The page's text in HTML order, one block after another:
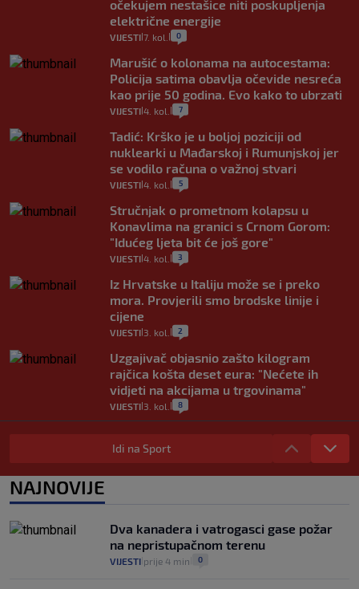
očekujem nestašice niti poskupljenja
električne energije
VIJESTI 7. kol. 0
Marušić o kolonama na autocestama:
Policija satima obavlja očevide nesreća
kao prije 50 godina. Evo kako to ubrzati
VIJESTI 4. kol. 7
Tadić: Krško je u boljoj poziciji od
nuklearki u Mađarskoj i Rumunjskoj jer
se vodilo računa o važnoj stvari
VIJESTI 4. kol. 5
Stručnjak o prometnom kolapsu u
Konavlima na granici s Crnom Gorom:
"Idućeg ljeta bit će još gore"
VIJESTI 4. kol. 3
Iz Hrvatske u Italiju može se i preko
mora. Provjerili smo brodske linije i
cijene
VIJESTI 3. kol. 2
Uzgajivač objasnio zašto kilogram
rajčica košta deset eura: "Nećete ih
vidjeti na akcijama u trgovinama"
VIJESTI 3. kol. 8
Selidba je jedno od stresnijih iskustava.
Evo aktualnih cijena i nekoliko savjeta
0
automobilom na Hvar iz Zagreba, a
koliko iz Osijeka
|2. kol. 14
Idi na Sport
NAJNOVIJE
Dva kanadera i vatrogasci gase požar
na nepristupačnom terenu
VIJESTI prije 4 min 0